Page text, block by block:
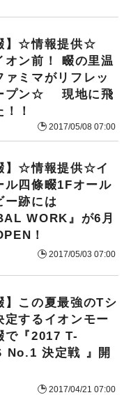
】☆情報提供☆
オン前！ 畷の里温
ァミマがリフレッ
プン☆ 現地に飛
！
2017/05/08 07:00
】☆情報提供☆イ
ル四條畷1Fオール
ー跡には
WORK』が6月
！
2017/05/03 07:00
】この夏最強のTシ
定する イオンモー
で『2017 T-
No.1 決定戦 』開
2017/04/21 07:00